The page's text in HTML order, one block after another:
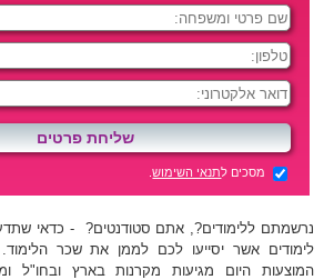
מסכים לתנאי השימוש.
נרשמתם ללימודים?, אתם סטודנטים? - כדאי
לימודים אשר יסייעו לכם לממן את שכר הלימוד.
המוצעות היום מגיעות מקרנות בארץ ובחו"ל